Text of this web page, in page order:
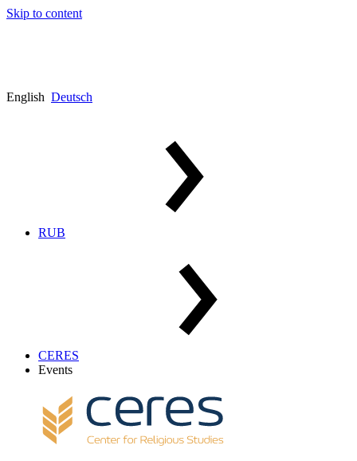
Skip to content
English Deutsch
RUB
CERES
Events